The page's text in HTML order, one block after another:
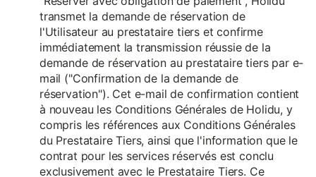
transmet la demande de réservation de
l'Utilisateur au prestataire tiers et confirme
immédiatement la transmission réussie de la
demande de réservation au prestataire tiers par e-
mail ("Confirmation de la demande de
réservation"). Cet e-mail de confirmation contient
à nouveau les Conditions Générales de Holidu, y
compris les références aux Conditions Générales
du Prestataire Tiers, ainsi que l'information que le
contrat pour les services réservés est conclu
exclusivement avec le Prestataire Tiers. Ce